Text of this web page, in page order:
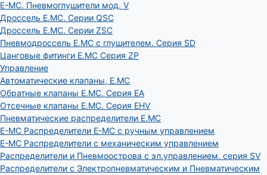
E-MC. Пневмоглушители мод. V
Дроссель E.MC. Серии QSC
Дроссель E.MC. Серии ZSC
Пневмодроссель E.MC с глушителем. Серия SD
Цанговые фитинги E.MC Серия ZP
Управление
Автоматические клапаны, Е.МС
Обратные клапаны E.MC. Серия EA
Отсечные клапаны E.MC. Серия EHV
Пневматические распределители E.MC
E-MC Распределители E-MC с ручным управлением
E-MC Распределители с механическим управлением
Распределители и Пневмоострова с эл.управлением. серия SV
Распределители с Электропневматическим и Пневматическим